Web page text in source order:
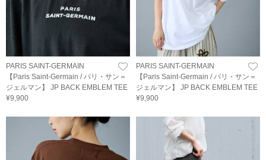
PARIS SAINT-GERMAIN
【Paris Saint-Germain / パリ・サン＝
ジェルマン】 JP BACK EMBLEM TEE
¥9,900
PARIS SAINT-GERMAIN
【Paris Saint-Germain / パリ・サン＝
ジェルマン】 JP BACK EMBLEM TEE
¥9,900